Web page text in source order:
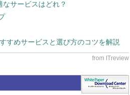
なサービスはどれ？
すめサービスと選び方のコツを解説